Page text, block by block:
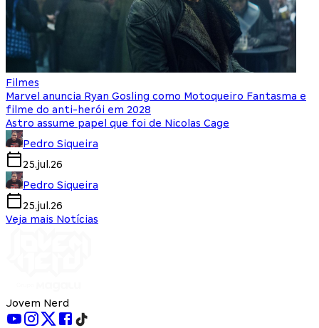
Filmes
Marvel anuncia Ryan Gosling como Motoqueiro Fantasma e
filme do anti-herói em 2028
Astro assume papel que foi de Nicolas Cage
Pedro Siqueira
25.jul.26
Pedro Siqueira
25.jul.26
Veja mais Notícias
Jovem Nerd